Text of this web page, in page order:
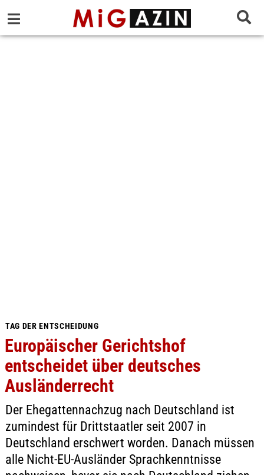
TAG DER ENTSCHEIDUNG
Europäischer Gerichtshof
entscheidet über deutsches
Ausländerrecht
Der Ehegattennachzug nach Deutschland ist
zumindest für Drittstaatler seit 2007 in
Deutschland erschwert worden. Danach müssen
alle Nicht-EU-Ausländer Sprachkenntnisse